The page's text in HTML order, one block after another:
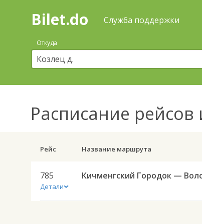
Поиск
покупка
билетов
автобус
онлайн
Bilet.do Служба поддержки
Откуда
Расписание рейсов
Рейс Название маршрута
785
Детали